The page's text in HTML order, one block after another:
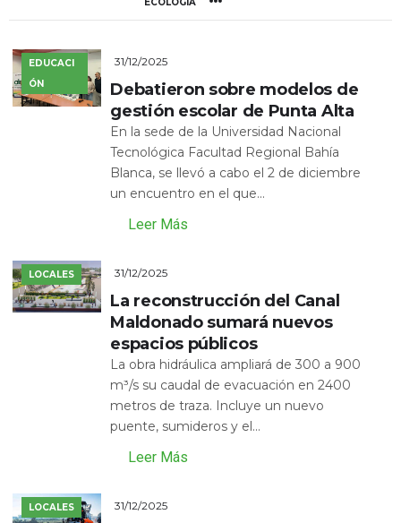
ECOLOGÍA
EDUCACI
ÓN
31/12/2025
Debatieron sobre modelos de
gestión escolar de Punta Alta
En la sede de la Universidad Nacional
Tecnológica Facultad Regional Bahía
Blanca, se llevó a cabo el 2 de diciembre
un encuentro en el que...
Leer Más
LOCALES 31/12/2025
La reconstrucción del Canal
Maldonado sumará nuevos
espacios públicos
La obra hidráulica ampliará de 300 a 900
m³/s su caudal de evacuación en 2400
metros de traza. Incluye un nuevo
puente, sumideros y el...
Leer Más
LOCALES 31/12/2025